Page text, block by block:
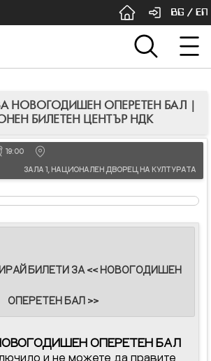
BG / EN
НОВОГОДИШЕН ОПЕРЕТЕН БАЛ |
БИЛЕТЕН ЦЕНТЪР НДК
19:00
ЗАЛА 1, НАЦИОНАЛЕН ДВОРЕЦ НА КУЛТУРАТА
БИЛЕТИ ЗА << НОВОГОДИШЕН
ОПЕРЕТЕН БАЛ >>
ОПЕРЕТЕН БАЛ
и не можете да правите